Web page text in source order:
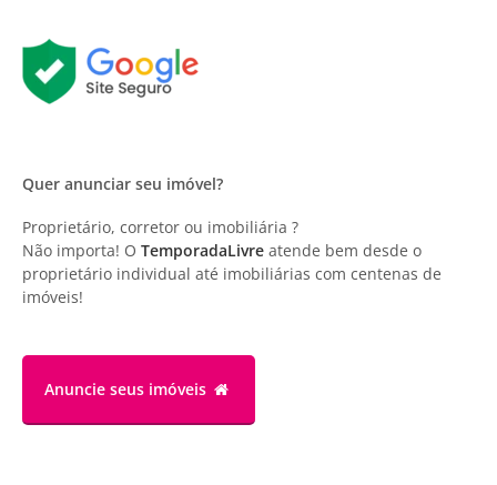
Quer anunciar seu imóvel?
Proprietário, corretor ou imobiliária ?
Não importa! O TemporadaLivre atende bem desde o
proprietário individual até imobiliárias com centenas de
imóveis!
Anuncie seus imóveis